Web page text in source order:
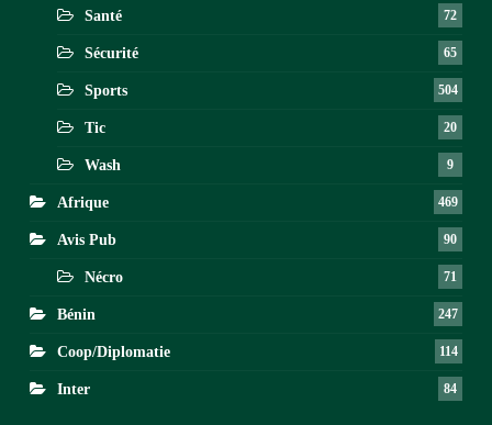
Santé 72
Sécurité 65
Sports 504
Tic 20
Wash 9
Afrique 469
Avis Pub 90
Nécro 71
Bénin 247
Coop/Diplomatie 114
Inter 84